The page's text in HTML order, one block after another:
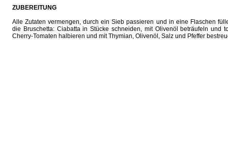
ZUBEREITUNG
Alle Zutaten vermengen, durch ein Sieb passieren und in eine Flaschen
die Bruschetta: Ciabatta in Stücke schneiden, mit Olivenöl beträufeln und
Cherry-Tomaten halbieren und mit Thymian, Olivenöl, Salz und Pfeffer